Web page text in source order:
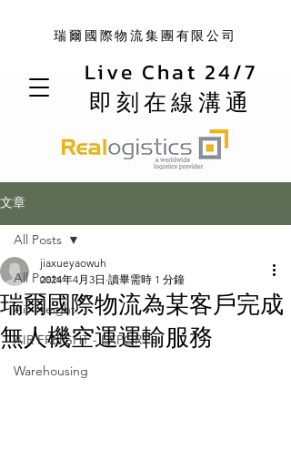
Live Chat 24/7
即刻在線溝通
瑞爾國際物流集團有限公司
文章
All Posts
Air Freight
AIR FREIGHT - EXPORT
Warehousing
All Posts
瑞爾國際物流為某客戶完成
無人機空運運輸服務
jiaxueyaowuh
2024年4月3日 讀畢需時 1 分鐘